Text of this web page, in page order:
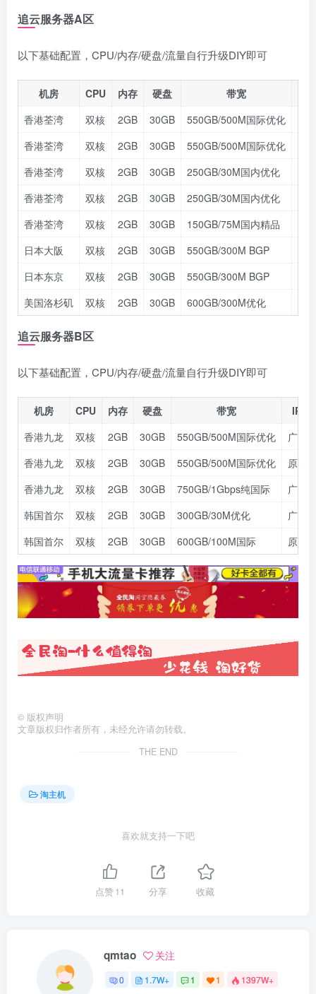
追云服务器A区
以下基础配置，CPU/内存/硬盘/流量自行升级DIY即可
机房 CPU 内存 硬盘 带宽
香港荃湾
双核 2GB 30GB 550GB/500M国际优化
香港荃湾
双核 2GB 30GB 550GB/500M国际优化
香港荃湾
双核 2GB 30GB 250GB/30M国内优化
香港荃湾
双核 2GB 30GB 250GB/30M国内优化
香港荃湾
双核 2GB 30GB 150GB/75M国内精品
日本大阪
双核 2GB 30GB 550GB/300M BGP
日本东京
双核 2GB 30GB 550GB/300M BGP
美国洛杉矶
双核 2GB 30GB 600GB/300M优化
追云服务器B区
以下基础配置，CPU/内存/硬盘/流量自行升级DIY即可
机房 CPU 内存 硬盘 带宽
IPv4
香港九龙
双核 2GB 30GB 550GB/500M国际优化
广播IP
香港九龙
双核 2GB 30GB 550GB/500M国际优化
原生IP
香港九龙
双核 2GB 30GB 750GB/1Gbps纯国际
广播IP
韩国首尔
双核 2GB 30GB 300GB/30M优化
广播IP
韩国首尔
双核 2GB 30GB 600GB/100M国际 原生IP
© 版权声明
文章版权归作者所有，未经允许请勿转载。
THE END
淘主机
喜欢就支持一下吧
点赞11 分享 收藏
qmtao 关注
0 1.7W+ 1 1 1397W+